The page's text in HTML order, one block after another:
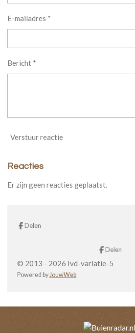
E-mailadres *
Bericht *
Verstuur reactie
Reacties
Er zijn geen reacties geplaatst.
Delen
Delen
© 2013 - 2026 Ivd-variatie-5
Powered by JouwWeb